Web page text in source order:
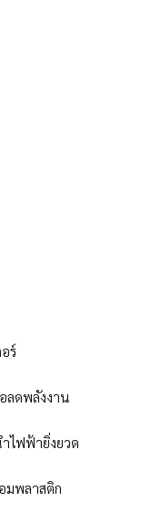
ร์
ลดพลังงาน
ไฟฟ้ายิ่งยวด
มพลาสติก